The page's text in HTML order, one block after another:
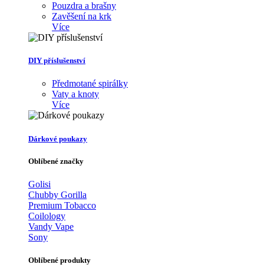
Pouzdra a brašny
Zavěšení na krk
Více
DIY příslušenství
Předmotané spirálky
Vaty a knoty
Více
Dárkové poukazy
Oblíbené značky
Golisi
Chubby Gorilla
Premium Tobacco
Coilology
Vandy Vape
Sony
Oblíbené produkty